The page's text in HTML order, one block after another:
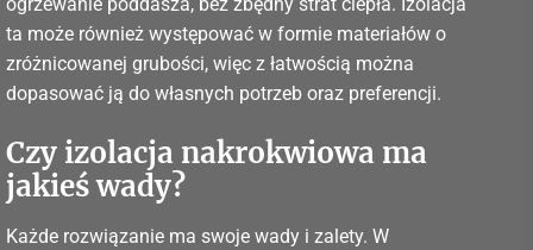
ogrzewanie poddasza, bez zbędny strat ciepła. Izolacja
ta może również występować w formie materiałów o
zróżnicowanej grubości, więc z łatwością można
dopasować ją do własnych potrzeb oraz preferencji.
Czy izolacja nakrokwiowa ma
jakieś wady?
Każde rozwiązanie ma swoje wady i zalety. W